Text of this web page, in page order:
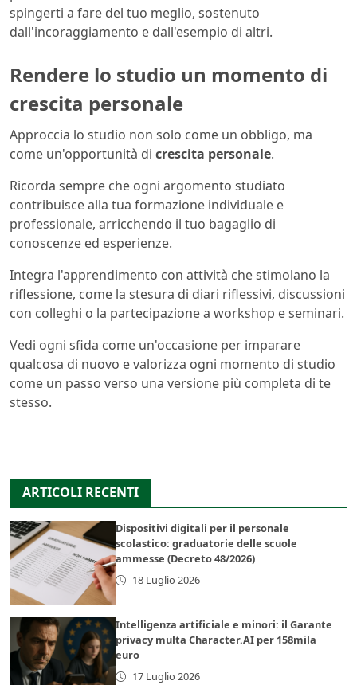
spingerti a fare del tuo meglio, sostenuto
dall'incoraggiamento e dall'esempio di altri.
Rendere lo studio un momento di
crescita personale
Approccia lo studio non solo come un obbligo, ma
come un'opportunità di crescita personale.
Ricorda sempre che ogni argomento studiato
contribuisce alla tua formazione individuale e
professionale, arricchendo il tuo bagaglio di
conoscenze ed esperienze.
Integra l'apprendimento con attività che stimolano la
riflessione, come la stesura di diari riflessivi, discussioni
con colleghi o la partecipazione a workshop e seminari.
Vedi ogni sfida come un'occasione per imparare
qualcosa di nuovo e valorizza ogni momento di studio
come un passo verso una versione più completa di te
stesso.
ARTICOLI RECENTI
Dispositivi digitali per il personale
scolastico: graduatorie delle scuole
ammesse (Decreto 48/2026)
18 Luglio 2026
Intelligenza artificiale e minori: il Garante
privacy multa Character.AI per 158mila
euro
17 Luglio 2026